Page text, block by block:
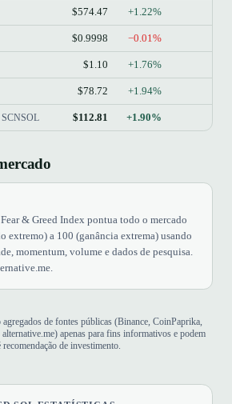
$574.47 +1.22%
$0.9998 −0.01%
$1.10 +1.76%
$78.72 +1.94%
SCNSOL $112.81 +1.90%
& Greed Index pontua todo o mercado
extremo) a 100 (ganância extrema) usando
momentum, volume e dados de pesquisa.
agregados de fontes públicas (Binance, CoinPaprika,
apenas para fins informativos e podem
de investimento.